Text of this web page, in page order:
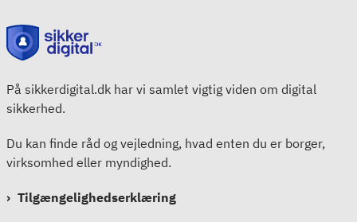
På sikkerdigital.dk har vi samlet vigtig viden om digital
sikkerhed.
Du kan finde råd og vejledning, hvad enten du er borger,
virksomhed eller myndighed.
Tilgængelighedserklæring